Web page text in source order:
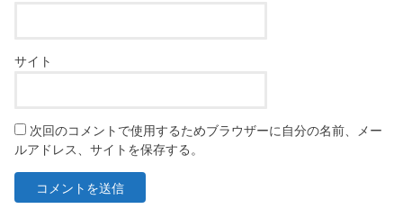
サイト
次回のコメントで使用するためブラウザーに自分の名前、メー
ルアドレス、サイトを保存する。